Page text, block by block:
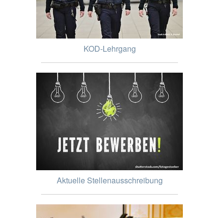
KOD-Lehrgang
Aktuelle Stellenausschreibung